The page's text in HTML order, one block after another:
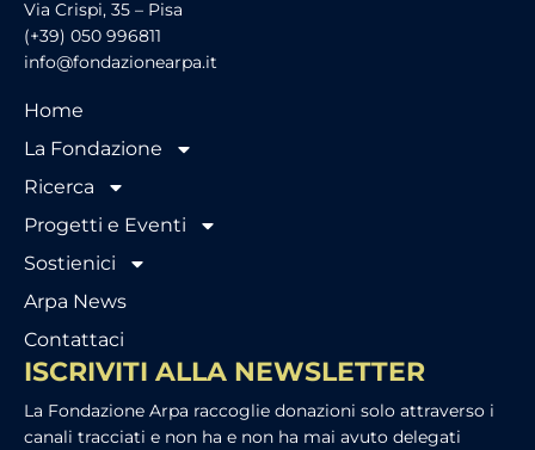
Via Crispi, 35 – Pisa
(+39) 050 996811
info@fondazionearpa.it
Home
La Fondazione
Ricerca
Progetti e Eventi
Sostienici
Arpa News
Contattaci
ISCRIVITI ALLA NEWSLETTER
La Fondazione Arpa raccoglie donazioni solo attraverso i
canali tracciati e non ha e non ha mai avuto delegati